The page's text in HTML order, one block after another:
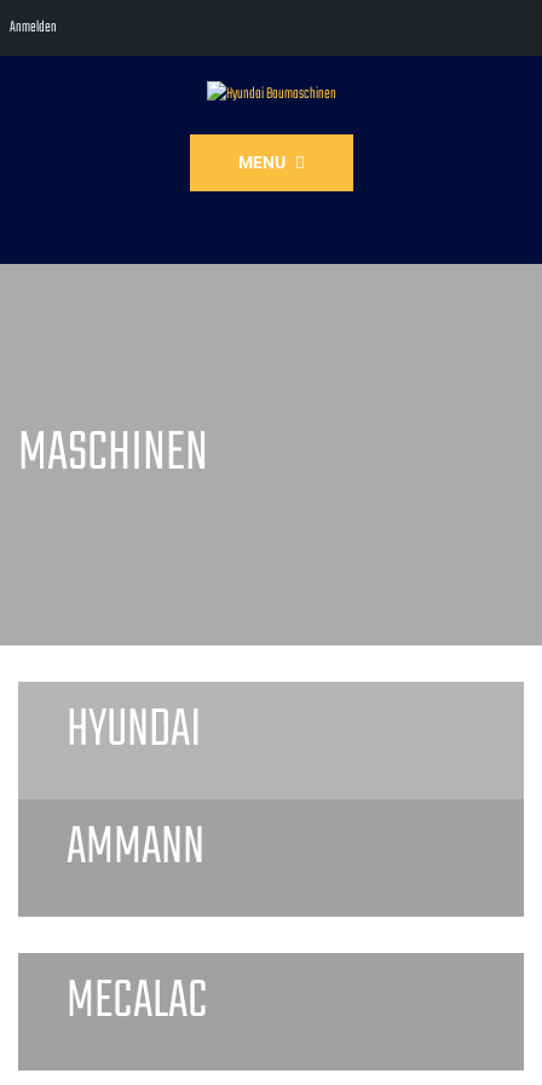
MENU
MASCHINEN
HYUNDAI
AMMANN
MECALAC
Anmelden